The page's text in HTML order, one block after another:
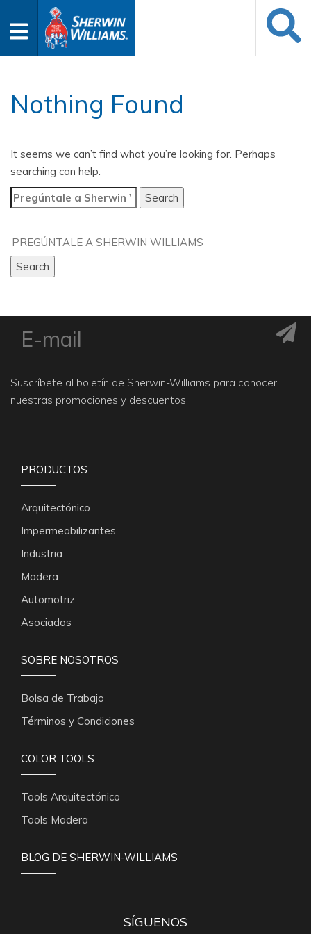
Nothing Found
It seems we can’t find what you’re looking for. Perhaps
searching can help.
Search
for:
Suscríbete al boletín de Sherwin-Williams para conocer
nuestras promociones y descuentos
PRODUCTOS
Arquitectónico
Impermeabilizantes
Industria
Madera
Automotriz
Asociados
SOBRE NOSOTROS
Bolsa de Trabajo
Términos y Condiciones
COLOR TOOLS
Tools Arquitectónico
Tools Madera
BLOG DE SHERWIN-WILLIAMS
SÍGUENOS